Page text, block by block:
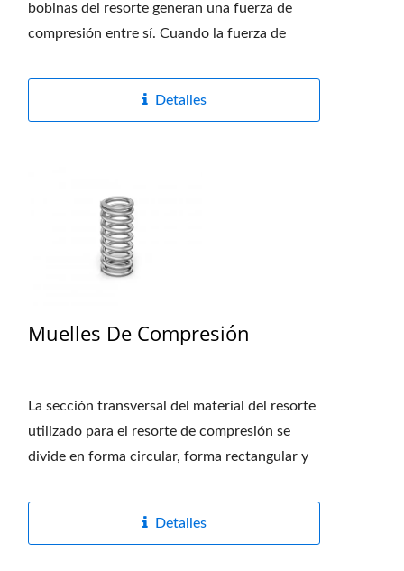
bobinas del resorte generan una fuerza de
compresión entre sí. Cuando la fuerza de
Detalles
Muelles De Compresión
La sección transversal del material del resorte
utilizado para el resorte de compresión se
divide en forma circular, forma rectangular y
Detalles